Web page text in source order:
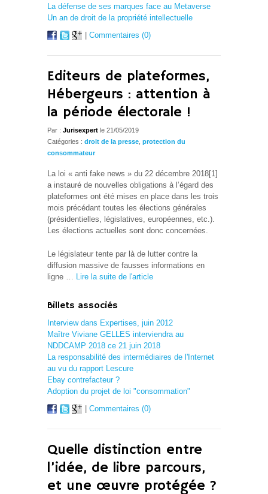
La défense de ses marques face au Metaverse
Un an de droit de la propriété intellectuelle
Commentaires (0)
Editeurs de plateformes,
Hébergeurs : attention à
la période électorale !
Par : Jurisexpert le 21/05/2019
Catégories : droit de la presse protection du
consommateur
La loi « anti fake news » du 22 décembre 2018[1]
a instauré de nouvelles obligations à l’égard des
plateformes ont été mises en place dans les trois
mois précédant toutes les élections générales
(présidentielles, législatives, européennes, etc.).
Les élections actuelles sont donc concernées.
Le législateur tente par là de lutter contre la
diffusion massive de fausses informations en
ligne … Lire la suite de l'article
Billets associés
Interview dans Expertises, juin 2012
Maître Viviane GELLES interviendra au
NDDCAMP 2018 ce 21 juin 2018
La responsabilité des intermédiaires de l'Internet
au vu du rapport Lescure
Ebay contrefacteur ?
Adoption du projet de loi "consommation"
Commentaires (0)
Quelle distinction entre
l’idée, de libre parcours,
et une œuvre protégée ?